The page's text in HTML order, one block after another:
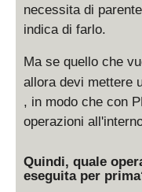
\
m
es
4
necessita di
indica di farlo.
Ma se quello che
allora devi mettere
, in modo che con
operazioni
Quindi, quale
eseguita per